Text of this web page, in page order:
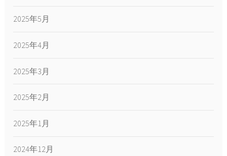
2025年5月
2025年4月
2025年3月
2025年2月
2025年1月
2024年12月